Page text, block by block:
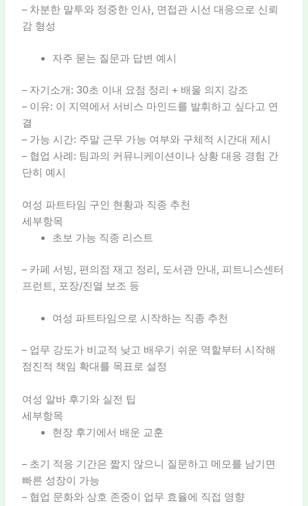
– 차분한 말투와 정중한 인사, 면접관 시선 대응으로 신뢰
감 형성
자주 묻는 질문과 답변 예시
– 자기소개: 30초 이내 요점 정리 + 배울 의지 강조
– 이유: 이 지역에서 서비스 마인드를 발휘하고 싶다고 연
결
– 가능 시간: 주말 근무 가능 여부와 구체적 시간대 제시
– 협업 사례: 팀과의 커뮤니케이션이나 상황 대응 경험 간
단히 예시
여성 파트타임 구인 현황과 직종 추천
세부항목
초보 가능 직종 리스트
– 카페 서빙, 편의점 재고 정리, 도서관 안내, 피트니스센터
프런트, 포장/진열 보조 등
여성 파트타임으로 시작하는 직종 추천
– 업무 강도가 비교적 낮고 배우기 쉬운 역할부터 시작해
점진적 책임 확대를 목표로 설정
여성 알바 후기와 실전 팁
세부항목
현장 후기에서 배운 교훈
– 초기 적응 기간은 짧지 않으니 질문하고 메모를 남기면
빠른 성장이 가능
– 협업 문화와 상호 존중이 업무 효율에 직접 영향